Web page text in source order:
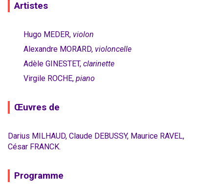
Artistes
Hugo MEDER, violon
Alexandre MORARD, violoncelle
Adèle GINESTET, clarinette
Virgile ROCHE, piano
Œuvres de
Darius MILHAUD, Claude DEBUSSY, Maurice RAVEL,
César FRANCK.
Programme